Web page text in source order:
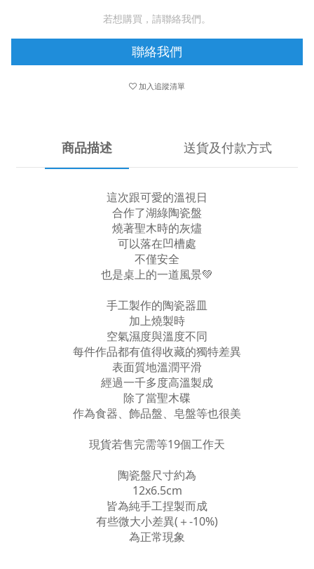
若想購買，請聯絡我們。
聯絡我們
加入追蹤清單
商品描述 送貨及付款方式
這次跟可愛的溫視日
合作了湖綠陶瓷盤
燒著聖木時的灰燼
可以落在凹槽處
不僅安全
也是桌上的一道風景💚
手工製作的陶瓷器皿
加上燒製時
空氣濕度與溫度不同
每件作品都有值得收藏的獨特差異
表面質地溫潤平滑
經過一千多度高溫製成
除了當聖木碟
作為食器、飾品盤、皂盤等也很美
現貨若售完需等19個工作天
陶瓷盤尺寸約為
12x6.5cm
皆為純手工捏製而成
有些微大小差異(＋-10%)
為正常現象